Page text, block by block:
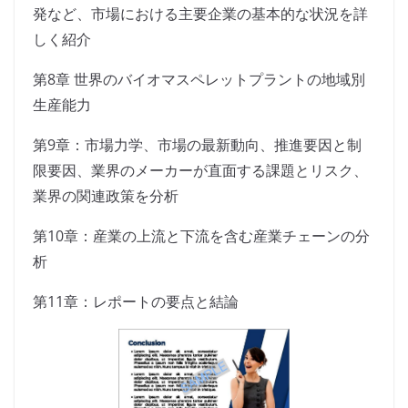
発など、市場における主要企業の基本的な状況を詳
しく紹介
第8章 世界のバイオマスペレットプラントの地域別
生産能力
第9章：市場力学、市場の最新動向、推進要因と制
限要因、業界のメーカーが直面する課題とリスク、
業界の関連政策を分析
第10章：産業の上流と下流を含む産業チェーンの分
析
第11章：レポートの要点と結論